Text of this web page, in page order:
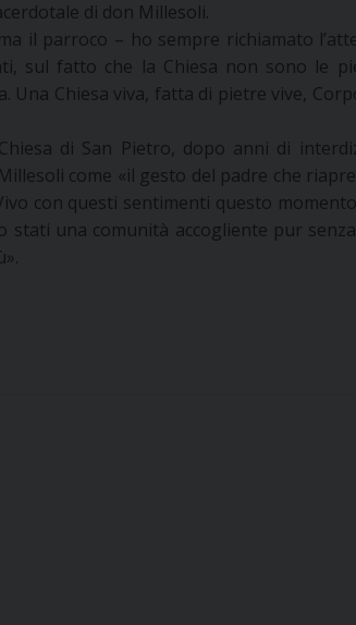
di don Millesoli.
il parroco – ho sempre richiamato
sul fatto che la Chiesa non sono le
Chiesa viva, fatta di pietre vive,
di San Pietro, dopo anni di
come «il gesto del padre che
con questi sentimenti questo
stati una comunità accogliente pur